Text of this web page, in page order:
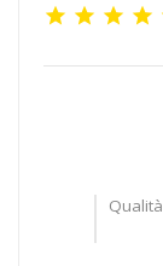
   